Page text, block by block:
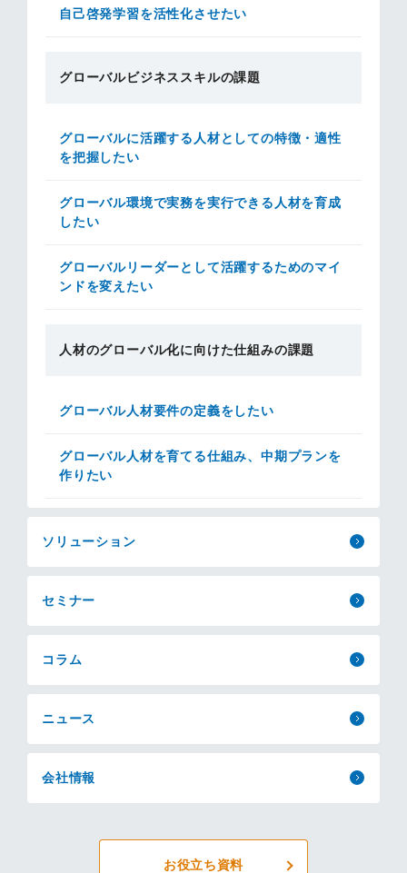
自己啓発学習を活性化させたい
グローバルビジネススキルの課題
グローバルに活躍する人材としての特徴・適性
を把握したい
グローバル環境で実務を実行できる人材を育成
したい
グローバルリーダーとして活躍するためのマイ
ンドを変えたい
人材のグローバル化に向けた仕組みの課題
グローバル人材要件の定義をしたい
グローバル人材を育てる仕組み、中期プランを
作りたい
ソリューション
セミナー
コラム
ニュース
会社情報
お役立ち資料